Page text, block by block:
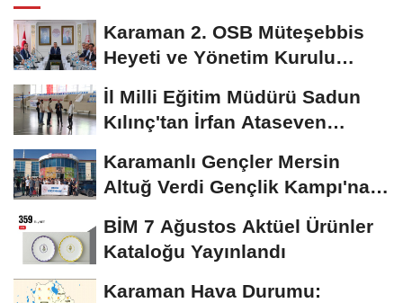
Karaman 2. OSB Müteşebbis
Heyeti ve Yönetim Kurulu
Toplantısı Gerçekleştirildi
İl Milli Eğitim Müdürü Sadun
Kılınç'tan İrfan Ataseven
Karamanlı Gençler Mersin
Altuğ Verdi Gençlik Kampı'na
Uğurlandı
BİM 7 Ağustos Aktüel Ürünler
Kataloğu Yayınlandı
Karaman Hava Durumu: